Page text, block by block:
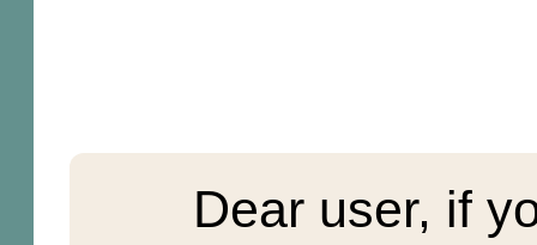
Dear user, if